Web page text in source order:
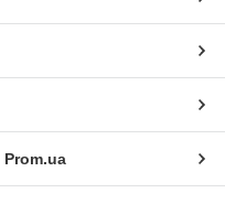
Prom.ua